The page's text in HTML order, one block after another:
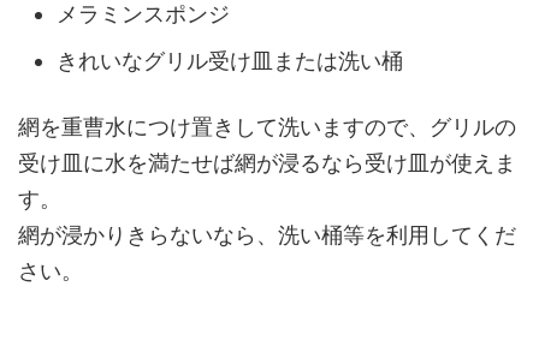
メラミンスポンジ
きれいなグリル受け皿または洗い桶
網を重曹水につけ置きして洗いますので、グリルの
受け皿に水を満たせば網が浸るなら受け皿が使えま
す。
網が浸かりきらないなら、洗い桶等を利用してくだ
さい。